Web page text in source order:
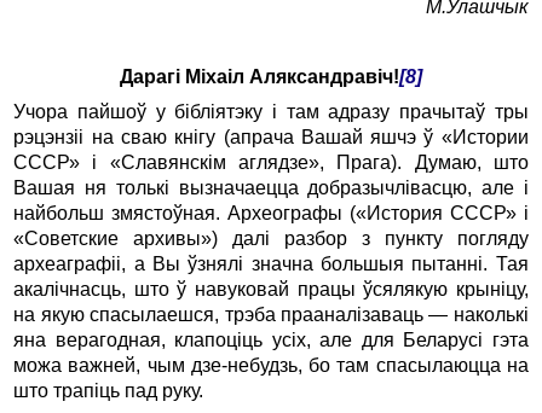
М.Улашчык
Дарагі Міхаіл Аляксандравіч![8]
Учора пайшоў у бібліятэку і там адразу прачытаў тры
рэцэнзіі на сваю кнігу (апрача Вашай яшчэ ў «Истории
СССР» і «Славянскім аглядзе», Прага). Думаю, што
Вашая ня толькі вызначаецца добразычлівасцю, але і
найбольш змястоўная. Археографы («История СССР» і
«Советские архивы») далі разбор з пункту погляду
археаграфіі, а Вы ўзнялі значна большыя пытанні. Тая
акалічнасць, што ў навуковай працы ўсялякую крыніцу,
на якую спасылаешся, трэба прааналізаваць — наколькі
яна верагодная, клапоціць усіх, але для Беларусі гэта
можа важней, чым дзе-небудзь, бо там спасылаюцца на
што трапіць пад руку.